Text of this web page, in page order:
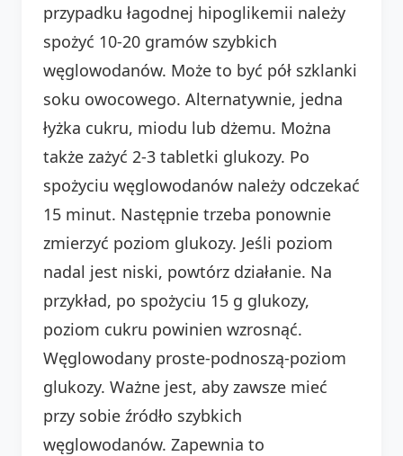
przypadku łagodnej hipoglikemii należy
spożyć 10-20 gramów szybkich
węglowodanów. Może to być pół szklanki
soku owocowego. Alternatywnie, jedna
łyżka cukru, miodu lub dżemu. Można
także zażyć 2-3 tabletki glukozy. Po
spożyciu węglowodanów należy odczekać
15 minut. Następnie trzeba ponownie
zmierzyć poziom glukozy. Jeśli poziom
nadal jest niski, powtórz działanie. Na
przykład, po spożyciu 15 g glukozy,
poziom cukru powinien wzrosnąć.
Węglowodany proste-podnoszą-poziom
glukozy. Ważne jest, aby zawsze mieć
przy sobie źródło szybkich
węglowodanów. Zapewnia to